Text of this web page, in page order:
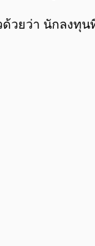
ด้วยว่า นักลงทุ